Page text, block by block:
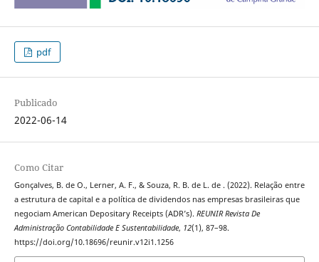
pdf
Publicado
2022-06-14
Como Citar
Gonçalves, B. de O., Lerner, A. F., & Souza, R. B. de L. de . (2022). Relação entre
a estrutura de capital e a política de dividendos nas empresas brasileiras que
negociam American Depositary Receipts (ADR’s). REUNIR Revista De
Administração Contabilidade E Sustentabilidade, 12(1), 87–98.
https://doi.org/10.18696/reunir.v12i1.1256